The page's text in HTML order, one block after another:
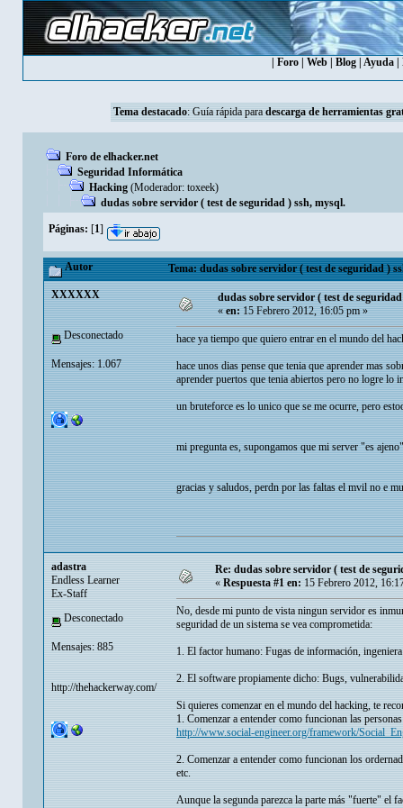
Foro Web Blog Ayuda
Tema destacado: Guía rápida para descarga de herramientas
Foro de elhacker.net
Seguridad Informática
Hacking (Moderador: toxeek)
dudas sobre servidor ( test de seguridad ) ssh, mysql.
Páginas: [1]
Autor Tema: dudas sobre servidor ( test de seguridad )
XXXXXX
Desconectado
Mensajes: 1.067
dudas sobre servidor ( test de
«en:15 Febrero 2012, 16:05 pm »
hace ya tiempo que quiero entrar en el mundo del
hace unos dias pense que tenia que aprender mas
aprender puertos que tenia abiertos pero no logre lo
un bruteforce es lo unico que se me ocurre, pero
mi pregunta es, supongamos que mi server "es
gracias y saludos, perdn por las faltas el mvil no e
adastra
Endless Learner
Ex-Staff
Desconectado
Mensajes: 885
http://thehackerway.com/
Re: dudas sobre servidor ( test de
« Respuesta #1 en: 15 Febrero 2012,
No, desde mi punto de vista ningun servidor es
seguridad de un sistema se vea comprometida:
1. El factor humano: Fugas de información,
2. El software propiamente dicho: Bugs,
Si quieres comenzar en el mundo del hacking, te
1. Comenzar a entender como funcionan las
http://www.social-engineer.org/framework/
2. Comenzar a entender como funcionan los
etc.
Aunque la segunda parezca la parte más "fuerte" el